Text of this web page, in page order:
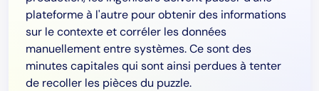
plateforme à l'autre pour obtenir des informations
sur le contexte et corréler les données
manuellement entre systèmes. Ce sont des
minutes capitales qui sont ainsi perdues à tenter
de recoller les pièces du puzzle.